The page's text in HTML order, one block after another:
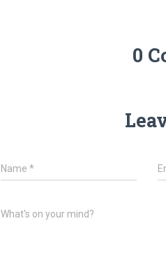
0
Name *
What's on your mind?